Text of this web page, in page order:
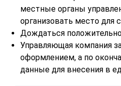
местные органы
организовать место для
Дождаться
Управляющая компания
оформлением, а по
данные для внесения в